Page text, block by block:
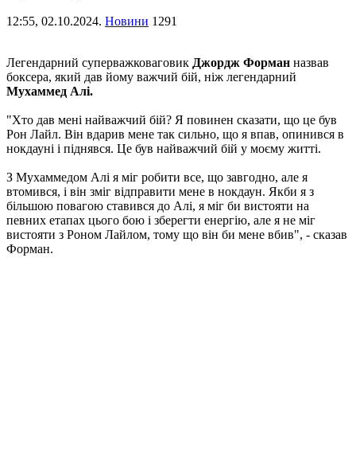
12:55, 02.10.2024. Новини 1291
Легендарний суперважковаговик Джордж Форман назвав
боксера, який дав йому важчий бій, ніж легендарний
Мухаммед Алі.
"Хто дав мені найважчий бій? Я повинен сказати, що це був
Рон Лайл. Він вдарив мене так сильно, що я впав, опинився в
нокдауні і піднявся. Це був найважчий бій у моєму житті.
З Мухаммедом Алі я міг робити все, що завгодно, але я
втомився, і він зміг відправити мене в нокдаун. Якби я з
більшою повагою ставився до Алі, я міг би вистояти на
певних етапах цього бою і зберегти енергію, але я не міг
вистояти з Роном Лайлом, тому що він би мене вбив", - сказав
Форман.